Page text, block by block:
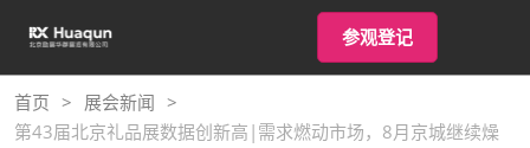
接
跳
转
至
参观登记
导
首页
展会新闻
第43届北京礼品展数据创新高|需求燃动市场，8月京城继续燥